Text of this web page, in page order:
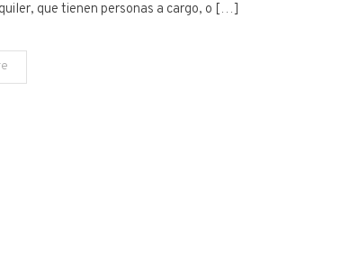
que tienen personas a cargo, o […]